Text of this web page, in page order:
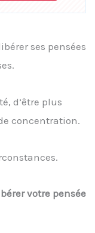
ses pensées
d’être plus
concentration.
votre pensée